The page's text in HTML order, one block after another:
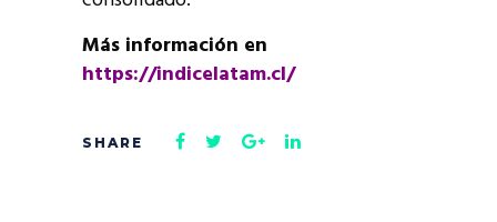
Más información en
https://indicelatam.cl/